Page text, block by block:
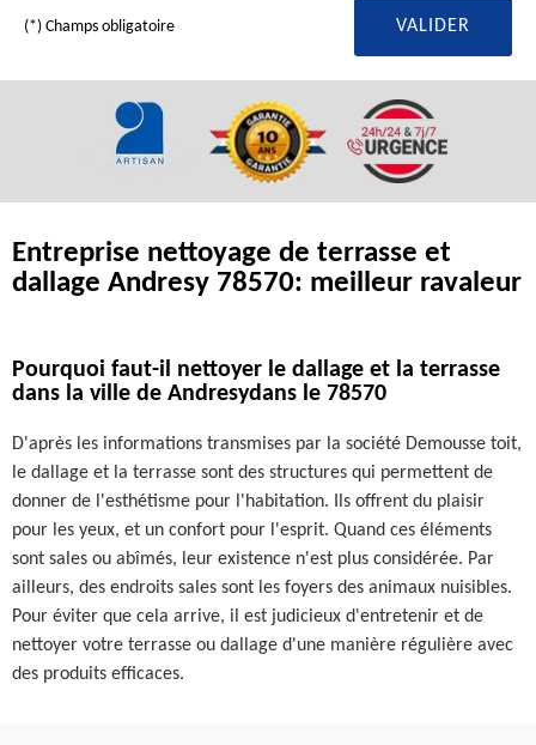
(*) Champs obligatoire
Entreprise nettoyage de terrasse et
dallage Andresy 78570: meilleur ravaleur
Pourquoi faut-il nettoyer le dallage et la terrasse
dans la ville de Andresydans le 78570
D'après les informations transmises par la société Demousse toit,
le dallage et la terrasse sont des structures qui permettent de
donner de l'esthétisme pour l'habitation. Ils offrent du plaisir
pour les yeux, et un confort pour l'esprit. Quand ces éléments
sont sales ou abîmés, leur existence n'est plus considérée. Par
ailleurs, des endroits sales sont les foyers des animaux nuisibles.
Pour éviter que cela arrive, il est judicieux d'entretenir et de
nettoyer votre terrasse ou dallage d'une manière régulière avec
des produits efficaces.